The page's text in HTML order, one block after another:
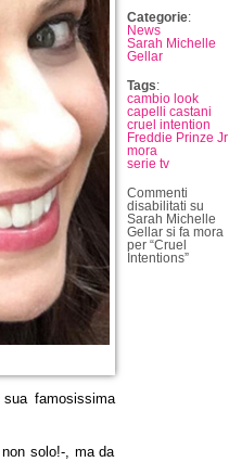
famosissima
solo!-, ma da
Categorie:
News
Sarah Michelle
Gellar
Tags:
cambio look
capelli castani
cruel intention
Freddie Prinze Jr
mora
serie tv
Commenti
disabilitati su
Sarah Michelle
Gellar si fa mora
per “Cruel
Intentions”